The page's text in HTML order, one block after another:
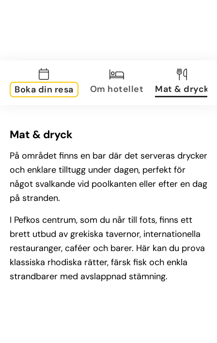
Boka din resa Om hotellet Mat & dryck
Mat & dryck
På området finns en bar där det serveras drycker
och enklare tilltugg under dagen, perfekt för
något svalkande vid poolkanten eller efter en dag
på stranden.
I Pefkos centrum, som du når till fots, finns ett
brett utbud av grekiska tavernor, internationella
restauranger, caféer och barer. Här kan du prova
klassiska rhodiska rätter, färsk fisk och enkla
strandbarer med avslappnad stämning.